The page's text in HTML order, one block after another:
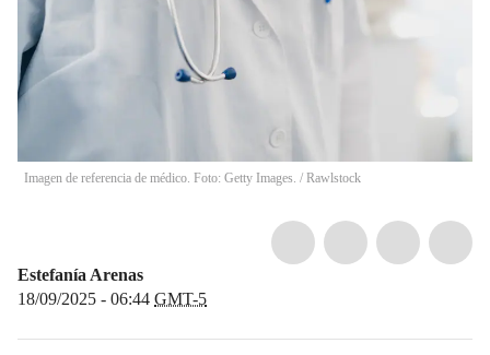
Imagen de referencia de médico. Foto: Getty Images. / Rawlstock
Estefanía Arenas
18/09/2025 - 06:44 GMT-5